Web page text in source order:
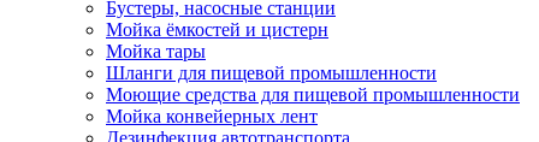
Бустеры, насосные станции
Мойка ёмкостей и цистерн
Мойка тары
Шланги для пищевой промышленности
Моющие средства для пищевой промышленности
Мойка конвейерных лент
Дезинфекция автотранспорта